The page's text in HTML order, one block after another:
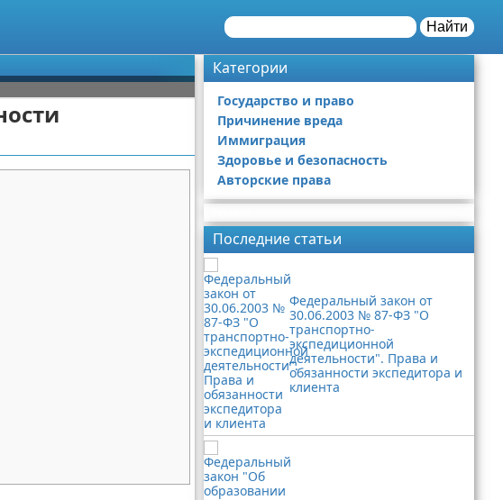
Найти
Категории
Государство и право
Причинение вреда
Иммиграция
Здоровье и безопасность
Авторские права
Последние статьи
Федеральный закон от
30.06.2003 № 87-ФЗ "О
транспортно-
экспедиционной
деятельности". Права и
обязанности экспедитора и
клиента